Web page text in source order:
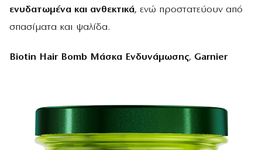
ενυδατωμένα και ανθεκτικά, ενώ προστατεύουν από
σπασίματα και ψαλίδα.
Biotin Hair Bomb Μάσκα Ενδυνάμωσης, Garnier